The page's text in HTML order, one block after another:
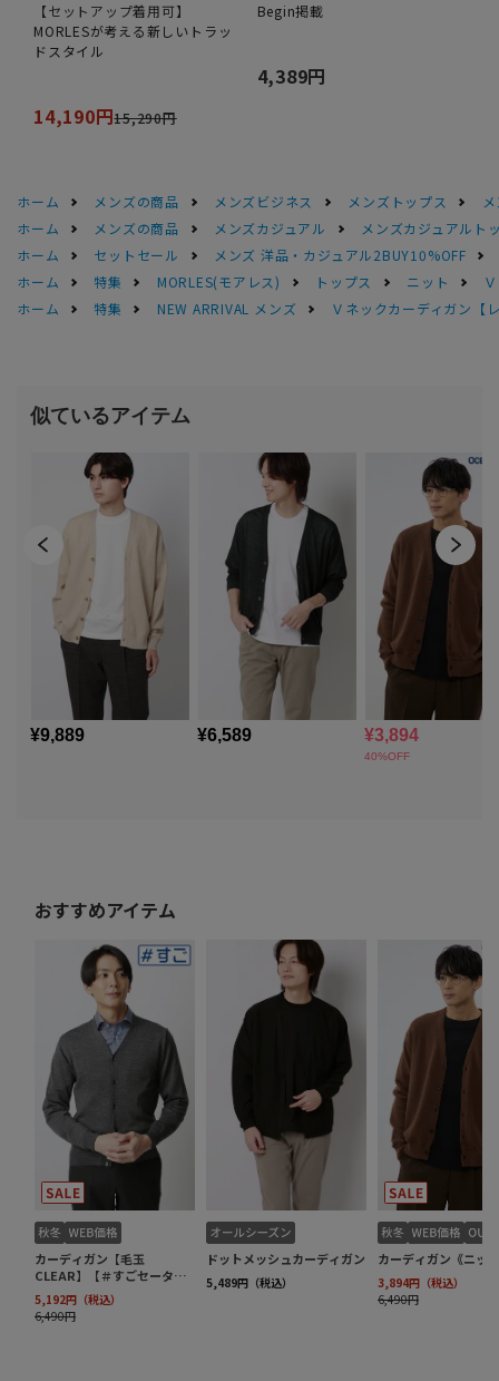
【セットアップ着用可】
MORLESが考える新しいトラッ
ドスタイル
14,190円15,290円
Begin掲載
4,389円
ホーム メンズの商品 メンズビジネス メンズトップス
ホーム
メンズの商品 メンズカジュアル
メンズカジュアルト
ホーム
セットセール
メンズ 洋品・カジュアル2BUY10%OFF
ホーム
特集 MORLES(モアレス) トップス ニット
ホーム
特集 NEW ARRIVAL メンズ Ｖネックカーディガン【